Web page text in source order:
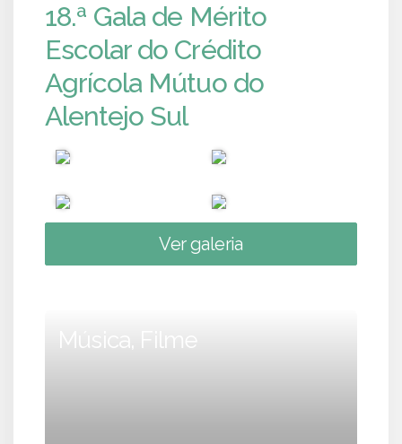
18.ª Gala de Mérito
Escolar do Crédito
Agrícola Mútuo do
Alentejo Sul
Ver galeria
Música, Filme